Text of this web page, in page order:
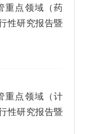
重点领域（药
性研究报告暨
重点领域（计
性研究报告暨